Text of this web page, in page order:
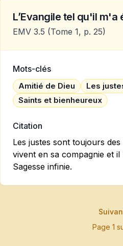
L’Evangile tel qu'il m'a
EMV 3.5 (Tome 1, p. 25)
Mots-clés
Amitié de Dieu Les
Saints et bienheureux
Citation
Les justes sont toujours des
vivent en sa compagnie et
Sagesse infinie.
Page 1